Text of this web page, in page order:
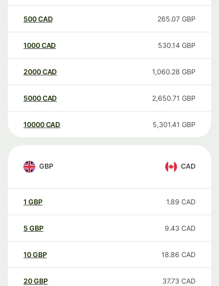
500CAD 265.07 GBP
1000CAD 530.14 GBP
2000CAD 1,060.28 GBP
5000CAD 2,650.71 GBP
10000 CAD 5,301.41 GBP
GBP CAD
1 GBP 1.89 CAD
5 GBP 9.43 CAD
10GBP 18.86 CAD
20GBP 37.73 CAD